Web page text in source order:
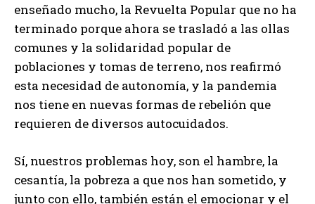
enseñado mucho, la Revuelta Popular que no ha
terminado porque ahora se trasladó a las ollas
comunes y la solidaridad popular de
poblaciones y tomas de terreno, nos reafirmó
esta necesidad de autonomía, y la pandemia
nos tiene en nuevas formas de rebelión que
requieren de diversos autocuidados.
Sí, nuestros problemas hoy, son el hambre, la
cesantía, la pobreza a que nos han sometido, y
junto con ello, también están el emocionar y el